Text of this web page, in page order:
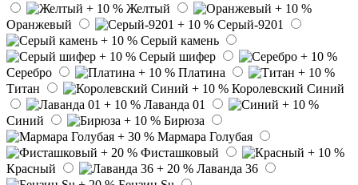
Желтый
Оранжевый
Серый-9201
Серый камень
Серый шифер
Серебро
Платина
Титан
Королевский Синий
Лаванда 01
Синий
Бирюза
Мармара Голубая
Фисташковый
Красный
Лаванда 36